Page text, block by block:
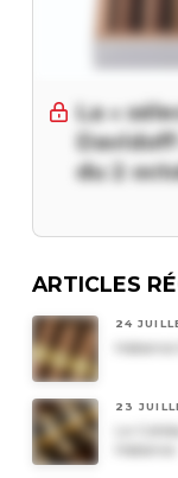
La «
du 2
ARTICLES
24
23
Le